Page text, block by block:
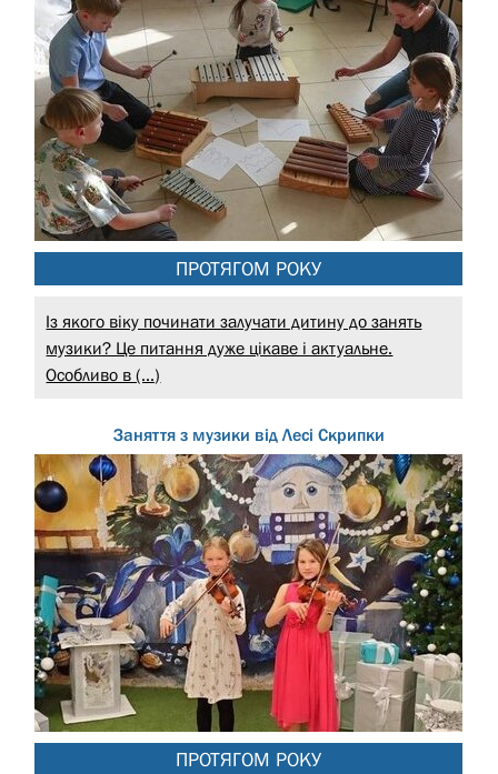
ПРОТЯГОМ РОКУ
Із якого віку починати залучати дитину до занять
музики? Це питання дуже цікаве і актуальне.
Особливо в (...)
Заняття з музики від Лесі Скрипки
ПРОТЯГОМ РОКУ